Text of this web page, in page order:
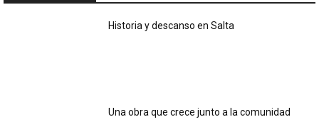
Historia y descanso en Salta
Una obra que crece junto a la comunidad